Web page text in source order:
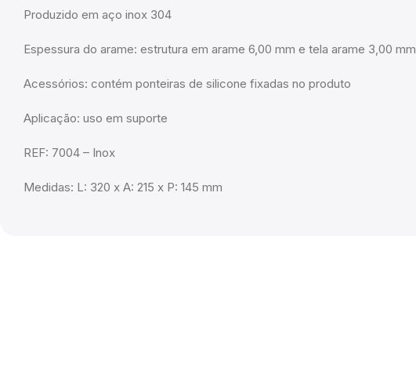
Produzido em aço inox 304
Espessura do arame: estrutura em arame 6,00 mm e tela arame 3,00 mm
Acessórios: contém ponteiras de silicone fixadas no produto
Aplicação: uso em suporte
REF: 7004 – Inox
Medidas: L: 320 x A: 215 x P: 145 mm